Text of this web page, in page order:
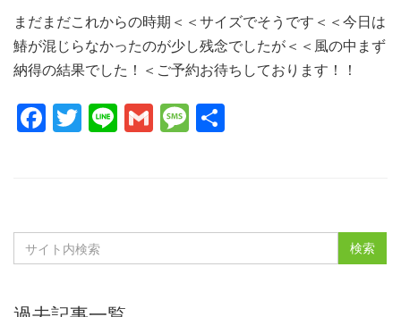
まだまだこれからの時期＜＜サイズでそうです＜＜今日は
鰆が混じらなかったのが少し残念でしたが＜＜風の中まず
納得の結果でした！＜ご予約お待ちしております！！
Facebook
Twitter
LineGmailMessage